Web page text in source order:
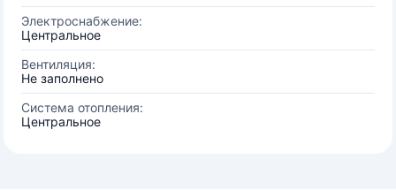
Электроснабжение:
Центральное
Вентиляция:
Не заполнено
Система отопления:
Центральное